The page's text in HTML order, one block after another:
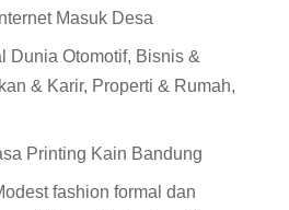
Masuk Desa
Dunia Otomotif, Bisnis &
& Karir, Properti & Rumah,
Printing Kain Bandung
fashion formal dan